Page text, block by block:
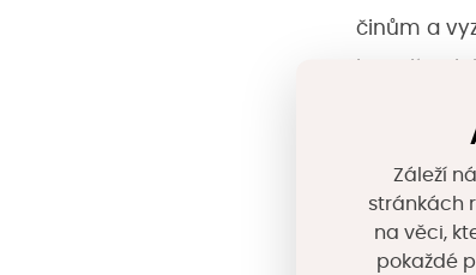
činům a
Výzkumný
energie
Záleží
stránkách
na věci,
pokaždé